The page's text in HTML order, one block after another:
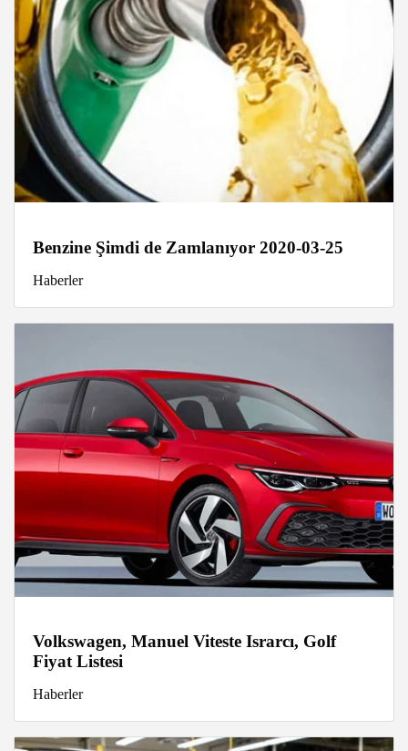
Benzine Şimdi de Zamlanıyor 2020-03-25
Haberler
Volkswagen, Manuel Viteste Israrcı, Golf
Fiyat Listesi
Haberler